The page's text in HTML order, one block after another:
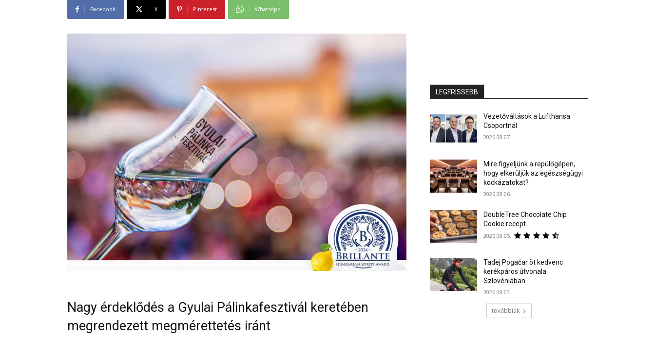
Facebook X Pinterest WhatsApp
Nagy érdeklődés a Gyulai Pálinkafesztivál keretében
megrendezett megmérettetés iránt
LEGFRISSEBB
Vezetőváltások a Lufthansa
Csoportnál
2026.08.07.
Mire figyeljünk a repülőgépen,
hogy elkerüljük az egészségügyi
kockázatokat?
2026.08.06.
DoubleTree Chocolate Chip
Cookie recept
2026.08.05.
Tadej Pogačar öt kedvenc
kerékpáros útvonala
Szlovéniában
2026.08.03.
továbbiak